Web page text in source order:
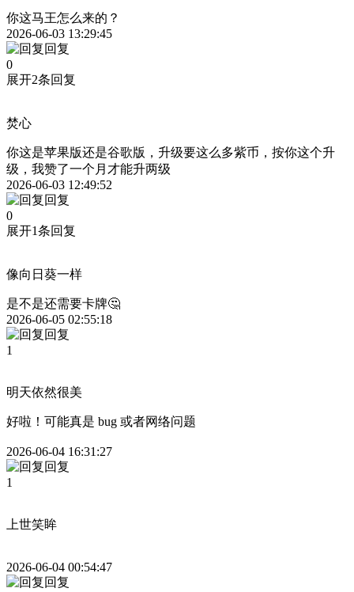
你这马王怎么来的？
2026-06-03 13:29:45
回复
0
展开2条回复
焚心
你这是苹果版还是谷歌版，升级要这么多紫币，按你这个升
级，我赞了一个月才能升两级
2026-06-03 12:49:52
回复
0
展开1条回复
像向日葵一样
是不是还需要卡牌🤔
2026-06-05 02:55:18
回复
1
明天依然很美
好啦！可能真是 bug 或者网络问题
2026-06-04 16:31:27
回复
1
上世笑眸
2026-06-04 00:54:47
回复